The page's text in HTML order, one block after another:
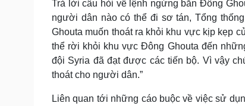
Trả lời câu hỏi về lệnh ngừng bắn Đông
người dân nào có thể đi sơ tán, Tổng
Ghouta muốn thoát ra khỏi khu vực kịp kẹp
thể rời khỏi khu vực Đông Ghouta đến
đội Syria đã đạt được các tiến bộ. Vì vậy
thoát cho người dân.”
Liên quan tới những cáo buộc về việc sử